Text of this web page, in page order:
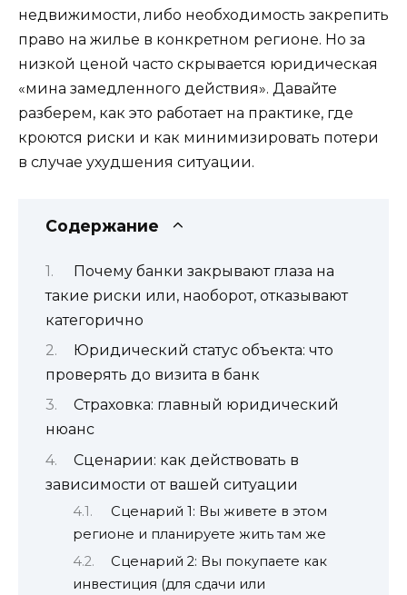
недвижимости, либо необходимость закрепить
право на жилье в конкретном регионе. Но за
низкой ценой часто скрывается юридическая
«мина замедленного действия». Давайте
разберем, как это работает на практике, где
кроются риски и как минимизировать потери
в случае ухудшения ситуации.
Содержание
Почему банки закрывают глаза на
такие риски или, наоборот, отказывают
категорично
Юридический статус объекта: что
проверять до визита в банк
Страховка: главный юридический
нюанс
Сценарии: как действовать в
зависимости от вашей ситуации
Сценарий 1: Вы живете в этом
регионе и планируете жить там же
Сценарий 2: Вы покупаете как
инвестиция (для сдачи или